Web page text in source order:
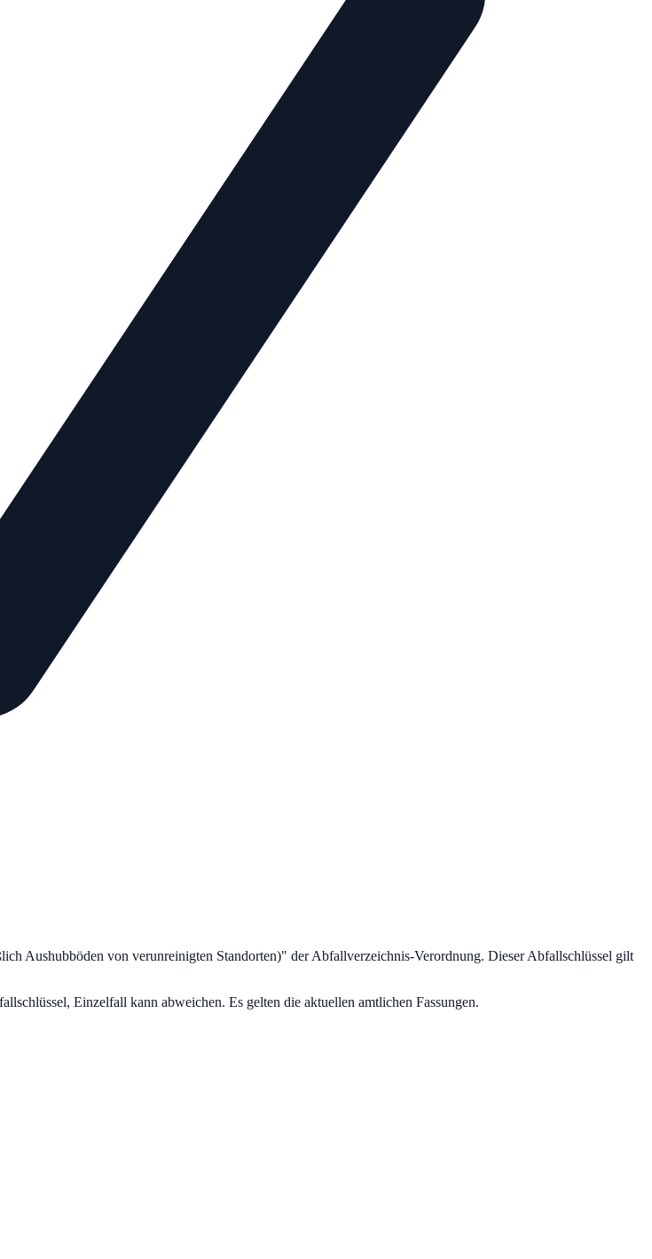
Aushubböden von verunreinigten Standorten)" der Abfallverzeichnis-Verordnung. Dieser Abfallschlüssel gilt
Einzelfall kann abweichen. Es gelten die aktuellen amtlichen Fassungen.